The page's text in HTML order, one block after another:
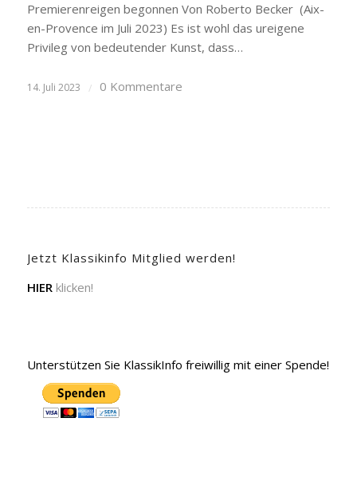
Premierenreigen begonnen Von Roberto Becker (Aix-
en-Provence im Juli 2023) Es ist wohl das ureigene
Privileg von bedeutender Kunst, dass…
14. Juli 2023 / 0 Kommentare
Jetzt Klassikinfo Mitglied werden!
HIER klicken!
Unterstützen Sie KlassikInfo freiwillig mit einer Spende!